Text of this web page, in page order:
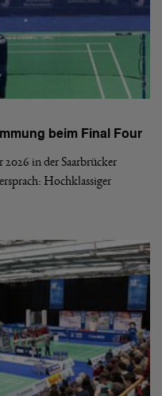
beim Final Four
2026 in der Saarbrücker
Hochklassiger